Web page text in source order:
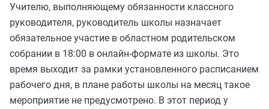
Учителю, выполняющему обязанности классного
руководителя, руководитель школы назначает
обязательное участие в областном родительском
собрании в 18:00 в онлайн-формате из школы. Это
время выходит за рамки установленного расписанием
рабочего дня, в плане работы школы на месяц такое
мероприятие не предусмотрено. В этот период у